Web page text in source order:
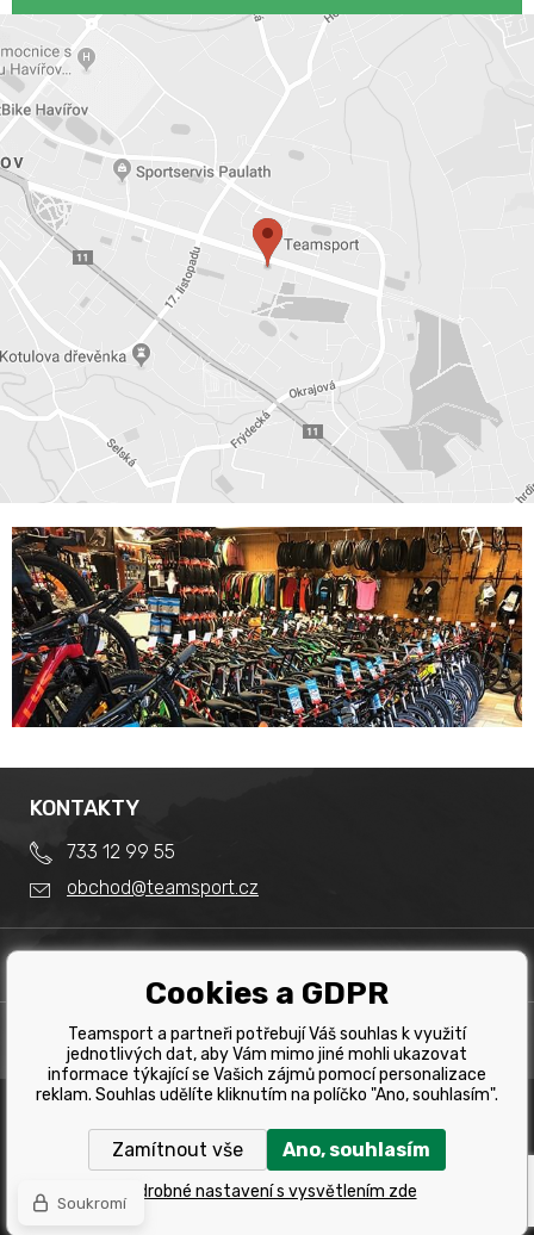
Obchodní podmínky
Splátkový prodej
Reklamace
Tabulka velikostí kol
Tabulka velikostí oblečení
Výběr správného kola
PRODEJNA
Team Sport - Tomáš Binar
Dlouhá 1228/44C
Havířov
KONTAKTY
733 12 99 55
obchod@teamsport.cz
Copyright © 2019 Team Sport Havířov. Všechna pravá
vyhrazena.
BINARGON.cz
Cookies a GDPR
Teamsport a partneři potřebují Váš souhlas k využití
jednotlivých dat, aby Vám mimo jiné mohli ukazovat
informace týkající se Vašich zájmů pomocí personalizace
reklam. Souhlas udělíte kliknutím na políčko "Ano, souhlasím".
Zamítnout vše Ano, souhlasím
Podrobné nastavení s vysvětlením zde
Soukromí